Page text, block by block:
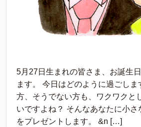
5月27日生まれの皆さま、お誕生
ます。 今日はどのように過ごし
方、そうでない方も、ワクワクと
いですよね？ そんなあなたに小さ
をプレゼントします。 &n […]